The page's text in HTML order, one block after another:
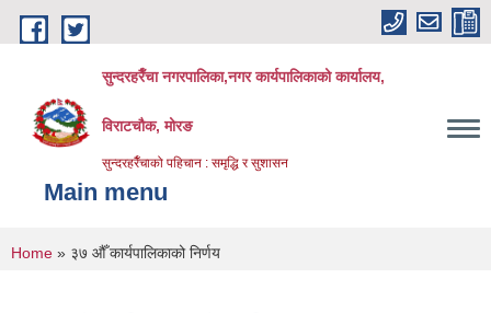
Skip to main content
सुन्दरहरैँचा नगरपालिका,नगर कार्यपालिकाको कार्यालय,
विराटचौक, मोरङ
सुन्दरहरैँचाको पहिचान : समृद्धि र सुशासन
Main menu
You are here
Home » ३७ औँ कार्यपालिकाको निर्णय